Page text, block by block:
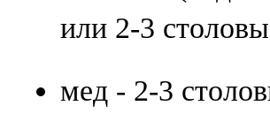
или 2-3
мед - 2-3